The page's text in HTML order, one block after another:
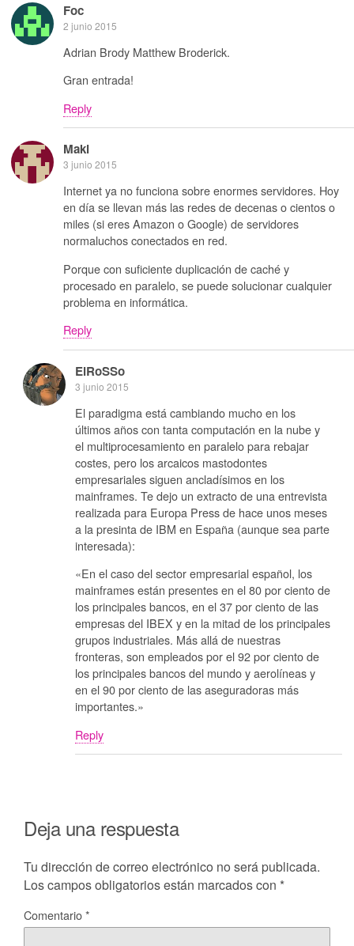
Foc
2 junio 2015
Adrian Brody Matthew Broderick.
Gran entrada!
Reply
Maki
3 junio 2015
Internet ya no funciona sobre enormes servidores. Hoy
en día se llevan más las redes de decenas o cientos o
miles (si eres Amazon o Google) de servidores
normaluchos conectados en red.
Porque con suficiente duplicación de caché y
procesado en paralelo, se puede solucionar cualquier
problema en informática.
Reply
ElRoSSo
3 junio 2015
El paradigma está cambiando mucho en los
últimos años con tanta computación en la nube y
el multiprocesamiento en paralelo para rebajar
costes, pero los arcaicos mastodontes
empresariales siguen ancladísimos en los
mainframes. Te dejo un extracto de una entrevista
realizada para Europa Press de hace unos meses
a la presinta de IBM en España (aunque sea parte
interesada):
«En el caso del sector empresarial español, los
mainframes están presentes en el 80 por ciento de
los principales bancos, en el 37 por ciento de las
empresas del IBEX y en la mitad de los principales
grupos industriales. Más allá de nuestras
fronteras, son empleados por el 92 por ciento de
los principales bancos del mundo y aerolíneas y
en el 90 por ciento de las aseguradoras más
importantes.»
Reply
Deja una respuesta
Tu dirección de correo electrónico no será publicada.
Los campos obligatorios están marcados con *
Comentario*